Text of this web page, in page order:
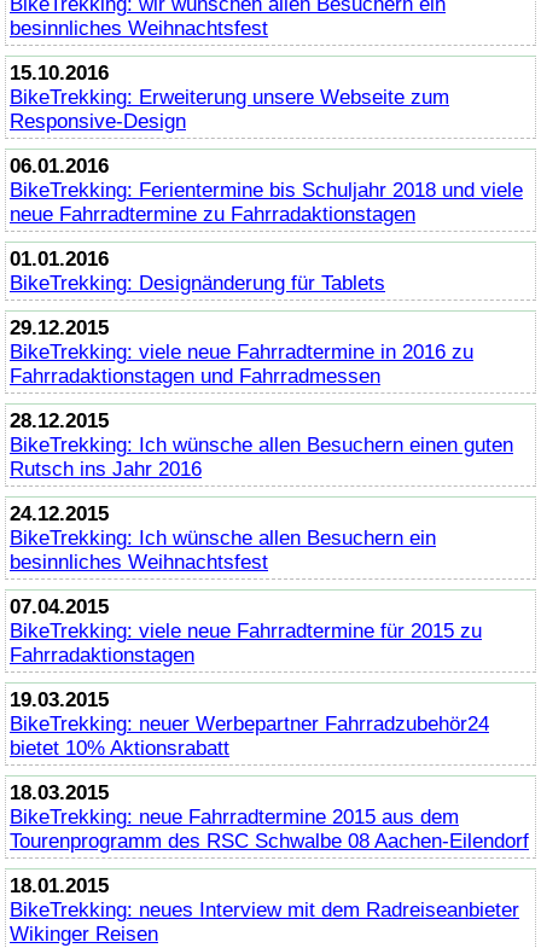
besinnliches Weihnachtsfest
15.10.2016
BikeTrekking: Erweiterung unsere Webseite zum
Responsive-Design
06.01.2016
BikeTrekking: Ferientermine bis Schuljahr 2018 und viele
neue Fahrradtermine zu Fahrradaktionstagen
01.01.2016
BikeTrekking: Designänderung für Tablets
29.12.2015
BikeTrekking: viele neue Fahrradtermine in 2016 zu
Fahrradaktionstagen und Fahrradmessen
28.12.2015
BikeTrekking: Ich wünsche allen Besuchern einen guten
Rutsch ins Jahr 2016
24.12.2015
BikeTrekking: Ich wünsche allen Besuchern ein
besinnliches Weihnachtsfest
07.04.2015
BikeTrekking: viele neue Fahrradtermine für 2015 zu
Fahrradaktionstagen
19.03.2015
BikeTrekking: neuer Werbepartner Fahrradzubehör24
bietet 10% Aktionsrabatt
18.03.2015
BikeTrekking: neue Fahrradtermine 2015 aus dem
Tourenprogramm des RSC Schwalbe 08 Aachen-Eilendorf
18.01.2015
BikeTrekking: neues Interview mit dem Radreiseanbieter
Wikinger Reisen